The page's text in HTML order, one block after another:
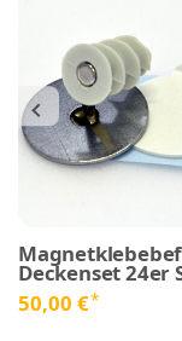
Deckenset 24er
50,00 €*